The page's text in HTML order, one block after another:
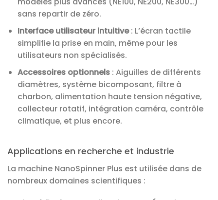
sans repartir de zéro.
Interface utilisateur intuitive: L’écran tactile
simplifie la prise en main, même pour les
utilisateurs non spécialisés.
Accessoires optionnels: Aiguilles de différents
diamètres, système bicomposant, filtre à
charbon, alimentation haute tension négative,
collecteur rotatif, intégration caméra, contrôle
climatique, et plus encore.
Applications en recherche et industrie
La machine NanoSpinner Plus est utilisée dans de
nombreux domaines scientifiques :